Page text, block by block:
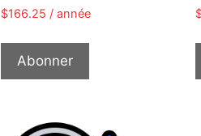
$166.25 / année
Abonner